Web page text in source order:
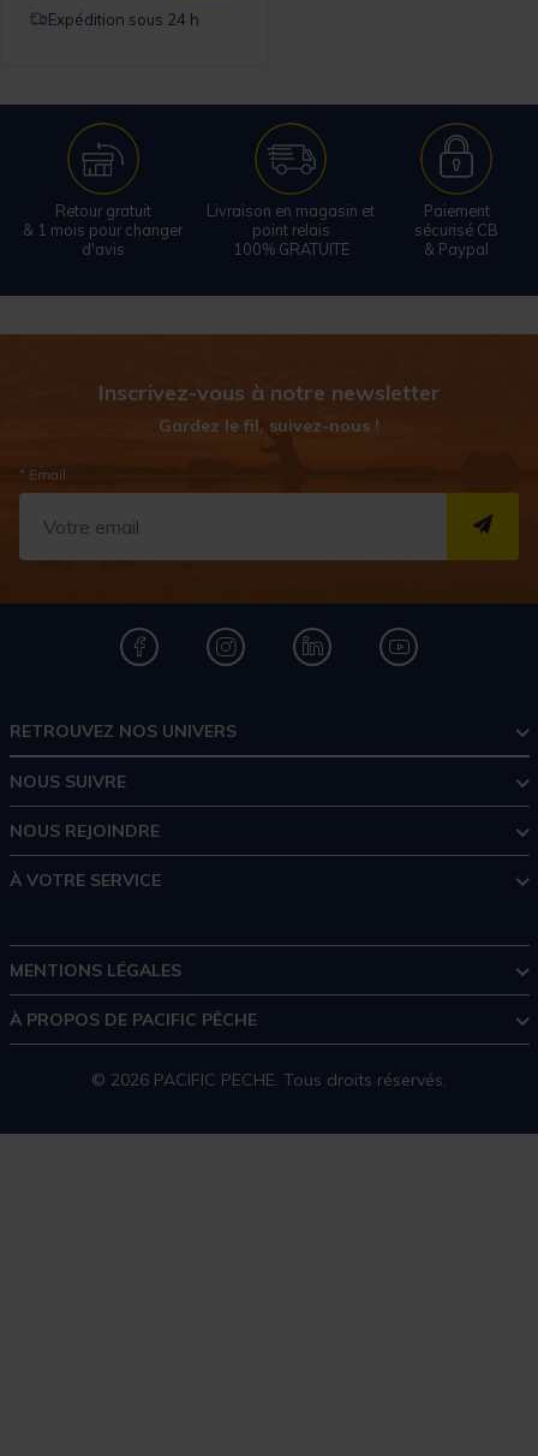
Expédition sous 24 h
Retour gratuit
& 1 mois pour changer
d'avis
Livraison en magasin et
point relais
100% GRATUITE
Paiement
sécurisé CB
& Paypal
Inscrivez-vous à notre newsletter
Gardez le fil, suivez-nous !
* Email
RETROUVEZ NOS UNIVERS
NOUS SUIVRE
NOUS REJOINDRE
À VOTRE SERVICE
MENTIONS LÉGALES
À PROPOS DE PACIFIC PÊCHE
© 2026 PACIFIC PECHE. Tous droits réservés.